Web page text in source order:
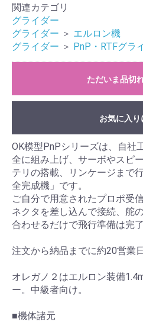
関連カテゴリ
グライダー
グライダー ＞ エルロン機
グライダー ＞ PnP・RTFグラ
ただいま品切
お気に入り
OK模型PnPシリーズは、自社
全に組み上げ、サーボやスピ
テリの搭載、リンケージまで
全完成機」です。
ご自分で用意されたプロポ受
ネクタを差し込んで接続、舵
合わせるだけで飛行準備は完了
注文から納品までに約20営業
オレガノ２はエルロン装備
ー。中級者向け。
■機体諸元